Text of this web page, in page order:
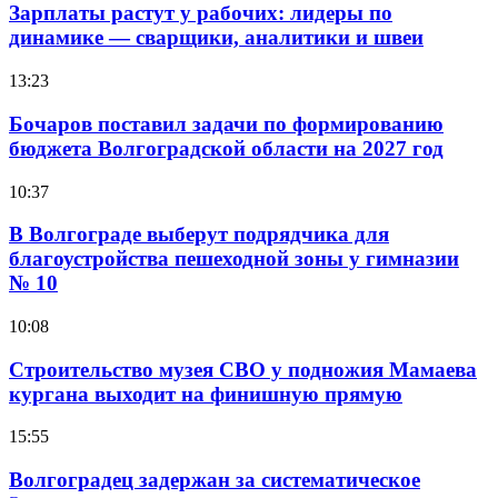
Зарплаты растут у рабочих: лидеры по
динамике — сварщики, аналитики и швеи
13:23
Бочаров поставил задачи по формированию
бюджета Волгоградской области на 2027 год
10:37
В Волгограде выберут подрядчика для
благоустройства пешеходной зоны у гимназии
№ 10
10:08
Строительство музея СВО у подножия Мамаева
кургана выходит на финишную прямую
15:55
Волгоградец задержан за систематическое